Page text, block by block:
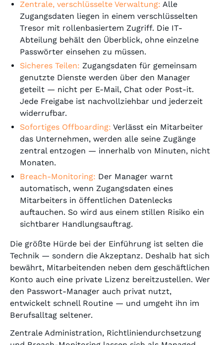
Zentrale, verschlüsselte Verwaltung: Alle
Zugangsdaten liegen in einem verschlüsselten
Tresor mit rollenbasiertem Zugriff. Die IT-
Abteilung behält den Überblick, ohne einzelne
Passwörter einsehen zu müssen.
Sicheres Teilen: Zugangsdaten für gemeinsam
genutzte Dienste werden über den Manager
geteilt — nicht per E-Mail, Chat oder Post-it.
Jede Freigabe ist nachvollziehbar und jederzeit
widerrufbar.
Sofortiges Offboarding: Verlässt ein Mitarbeiter
das Unternehmen, werden alle seine Zugänge
zentral entzogen — innerhalb von Minuten, nicht
Monaten.
Breach-Monitoring: Der Manager warnt
automatisch, wenn Zugangsdaten eines
Mitarbeiters in öffentlichen Datenlecks
auftauchen. So wird aus einem stillen Risiko ein
sichtbarer Handlungsauftrag.
Die größte Hürde bei der Einführung ist selten die
Technik — sondern die Akzeptanz. Deshalb hat sich
bewährt, Mitarbeitenden neben dem geschäftlichen
Konto auch eine private Lizenz bereitzustellen. Wer
den Passwort-Manager auch privat nutzt,
entwickelt schnell Routine — und umgeht ihn im
Berufsalltag seltener.
Zentrale Administration, Richtliniendurchsetzung